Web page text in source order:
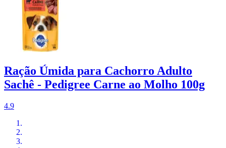
Ração Úmida para Cachorro Adulto
Sachê - Pedigree Carne ao Molho 100g
4.9